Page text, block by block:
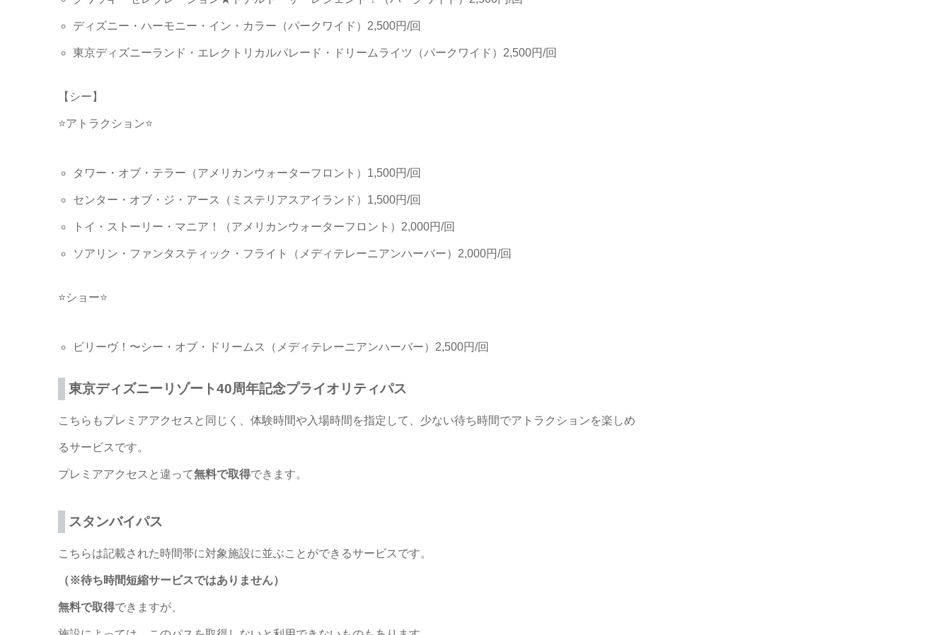
ディズニー・ハーモニー・イン・カラー（パークワイド）2,500円/回
東京ディズニーランド・エレクトリカルパレード・ドリームライツ（パークワイド）2,500円/回
【シー】
⭐アトラクション⭐
タワー・オブ・テラー（アメリカンウォーターフロント）1,500円/回
センター・オブ・ジ・アース（ミステリアスアイランド）1,500円/回
トイ・ストーリー・マニア！（アメリカンウォーターフロント）2,000円/回
ソアリン・ファンタスティック・フライト（メディテレーニアンハーバー）2,000円/回
⭐ショー⭐
ビリーヴ！〜シー・オブ・ドリームス（メディテレーニアンハーバー）2,500円/回
東京ディズニーリゾート40周年記念プライオリティパス
こちらもプレミアアクセスと同じく、体験時間や入場時間を指定して、少ない待ち時間でアトラクションを楽しめ
るサービスです。
プレミアアクセスと違って無料で取得できます。
スタンバイパス
こちらは記載された時間帯に対象施設に並ぶことができるサービスです。
（※待ち時間短縮サービスではありません）
無料で取得できますが、